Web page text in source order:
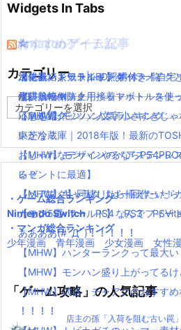
Widgets In Tabs
おすすめゲーム記事
【モンハンワールド】キャラメイク
´Д｀)www
【MHW】モンハン文字小さすぎじ
いかな？
【MHW】モンハンやるなら
る？
【MHW】キャラクリは一回作った
【モンハンワールド】なんでフィー
ああああ(#ﾟДﾟ)！！！！！
【MHW】ハンターランクって最大
【MHW】モンハン盛り上がってる
【MHW】武器：チャアクのおすす
！！！！
Amazonアイテム
水耕栽培キット|LED照明付き！自宅
水耕栽培キット｜ペットボトルを使
ットを紹介
東芝冷蔵庫｜2018年版！最新の
おしゃれなデザインのペアステンレ
レゼントに最適】
【ペアマグ】同棲したら揃えたい！
カップ5選
☆
ニンテンドースイッチ 本体 一覧
使い捨てマスク
☆
消化器／人気ランキング
耐震・転倒防止用接着マット・スト
応急処置グッツ／人気ランキング
☆
カテゴリー
テ
リ
ー
・ゲーム総合ランキング
Nintendo Switch
PS4 PS3
・マンガ総合ランキング
少年漫画
青年漫画 少女漫画 女性
「ゲーム攻略」の人気記事
店主の孫「入荷を阻む古い罠